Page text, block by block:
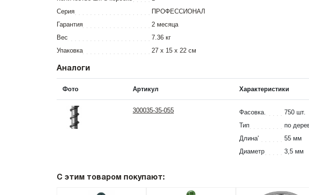
Серия
ПРОФЕССИОНАЛ
Гарантия
2 месяца
Вес
7.36 кг
Упаковка
27 x 15 x 22 см
Аналоги
Фото Артикул Характеристики
300035-35-055 Фасовка.
750 шт.
Тип
по
Длина'
55 мм
Диаметр
3,5 мм
С этим товаром покупают: